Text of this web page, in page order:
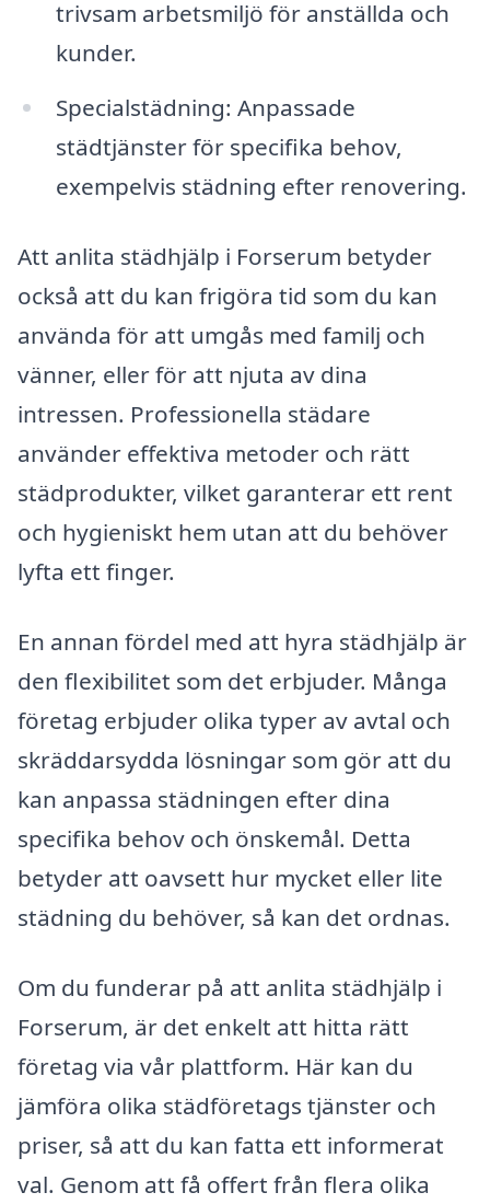
trivsam arbetsmiljö för anställda och
kunder.
Specialstädning: Anpassade
städtjänster för specifika behov,
exempelvis städning efter renovering.
Att anlita städhjälp i Forserum betyder
också att du kan frigöra tid som du kan
använda för att umgås med familj och
vänner, eller för att njuta av dina
intressen. Professionella städare
använder effektiva metoder och rätt
städprodukter, vilket garanterar ett rent
och hygieniskt hem utan att du behöver
lyfta ett finger.
En annan fördel med att hyra städhjälp är
den flexibilitet som det erbjuder. Många
företag erbjuder olika typer av avtal och
skräddarsydda lösningar som gör att du
kan anpassa städningen efter dina
specifika behov och önskemål. Detta
betyder att oavsett hur mycket eller lite
städning du behöver, så kan det ordnas.
Om du funderar på att anlita städhjälp i
Forserum, är det enkelt att hitta rätt
företag via vår plattform. Här kan du
jämföra olika städföretags tjänster och
priser, så att du kan fatta ett informerat
val. Genom att få offert från flera olika